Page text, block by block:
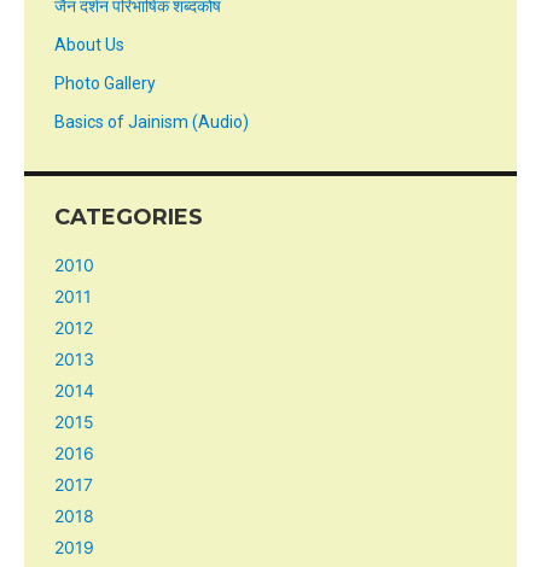
जैन दर्शन परिभाषिक शब्दकोष
About Us
Photo Gallery
Basics of Jainism (Audio)
CATEGORIES
2010
2011
2012
2013
2014
2015
2016
2017
2018
2019